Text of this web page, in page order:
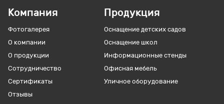
Компания
Фотогалерея
О компании
О продукции
Сотрудничество
Сертификаты
Отзывы
Продукция
Оснащение детских садов
Оснащение школ
Информационные стенды
Офисная мебель
Уличное оборудование